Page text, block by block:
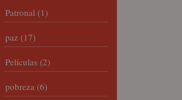
Patronal (1)
paz (17)
Películas (2)
pobreza (6)